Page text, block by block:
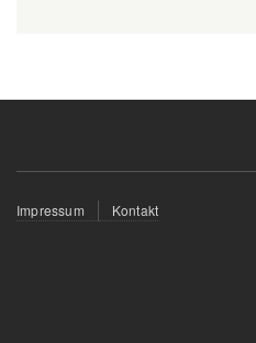
Fußzeilenmenü
Impressum Kontakt